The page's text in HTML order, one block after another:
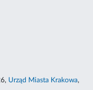
Urząd Miasta Krakowa,